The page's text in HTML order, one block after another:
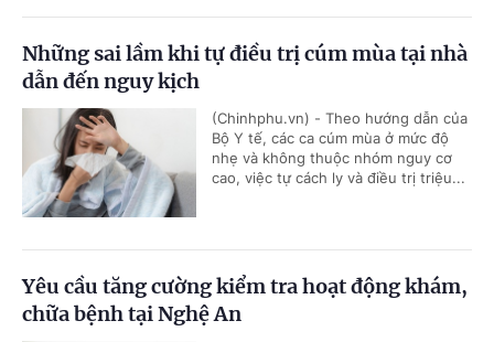
Những sai lầm khi tự điều trị cúm mùa tại nhà
dẫn đến nguy kịch
(Chinhphu.vn) - Theo hướng dẫn của
Bộ Y tế, các ca cúm mùa ở mức độ
nhẹ và không thuộc nhóm nguy cơ
cao, việc tự cách ly và điều trị triệu...
Yêu cầu tăng cường kiểm tra hoạt động khám,
chữa bệnh tại Nghệ An